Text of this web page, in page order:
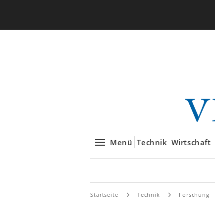
Menü Technik Wirtschaft
Startseite Technik Forschung